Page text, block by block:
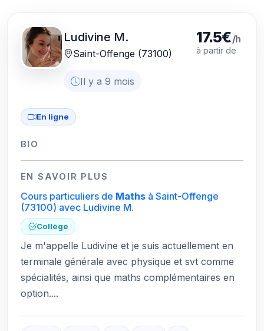
Ludivine M.
Saint-Offenge (73100)
Il y a 9 mois
17.5€/h
à partir de
En ligne
BIO
EN SAVOIR PLUS
Cours particuliers de Mathsà Saint-Offenge
(73100) avec Ludivine M.
Collège
Je m'appelle Ludivine et je suis actuellement en
terminale générale avec physique et svt comme
spécialités, ainsi que maths complémentaires en
option....